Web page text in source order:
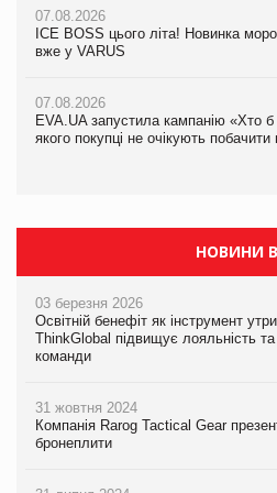
07.08.2026
ICE BOSS цього літа! Новинка
вже у VARUS
07.08.2026
EVA.UA запустила кампанію «Хто б
якого покупці не очікують
06.08.2026
Смачна новинка для хвостатих: у
05.08.2026
Мережа супермаркетів VARUS
Продажі Hugo Boss впали на 9%
НОВИНИ
03 березня 2026
Освітній бенефіт як інструмент
ThinkGlobal підвищує лояльність
команди
31 жовтня 2024
Компанія Rarog Tactical Gear
бронеплити